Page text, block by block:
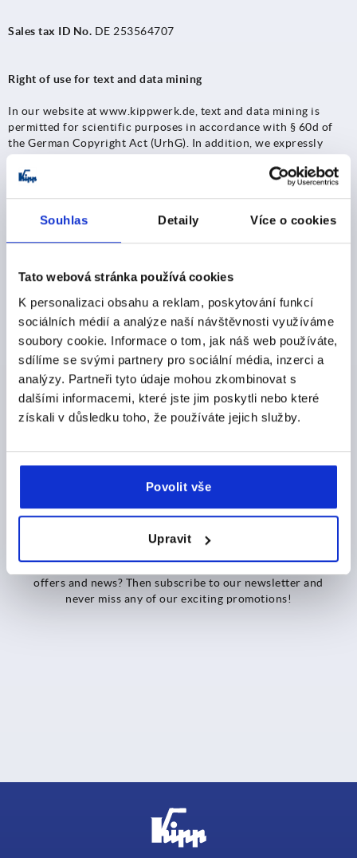
Souhlas Detaily Více o cookies
Tato webová stránka používá cookies
K personalizaci obsahu a reklam, poskytování funkcí
sociálních médií a analýze naší návštěvnosti využíváme
soubory cookie. Informace o tom, jak náš web používáte,
sdílíme se svými partnery pro sociální média, inzerci a
analýzy. Partneři tyto údaje mohou zkombinovat s
dalšími informacemi, které jste jim poskytli nebo které
získali v důsledku toho, že používáte jejich služby.
Povolit vše
Upravit
Sales tax ID No. DE 253564707
Right of use for text and data mining
In our website at www.kippwerk.de, text and data mining is
permitted for scientific purposes in accordance with § 60d of
the German Copyright Act (UrhG). In addition, we expressly
reserve the right to use the digital or digitised works provided
on our website for text and data mining pursuant to § 44b (3)
Register for the KIPP newsletter now
Would you like to be the first to know about exclusive
offers and news? Then subscribe to our newsletter and
never miss any of our exciting promotions!